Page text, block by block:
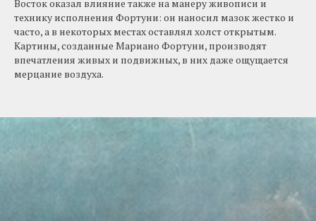
Восток оказал влияние также на манеру живописи и
технику исполнения Фортуни: он наносил мазок жестко и
часто, а в некоторых местах оставлял холст открытым.
Картины, созданные Мариано Фортуни, производят
впечатления живых и подвижных, в них даже ощущается
мерцание воздуха.